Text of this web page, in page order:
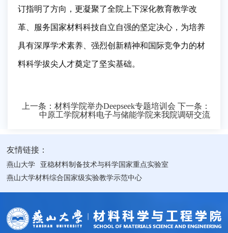
订指明了方向，更凝聚了全院上下深化教育教学改
革、服务国家材料科技自立自强的坚定决心，为培养
具有深厚学术素养、强烈创新精神和国际竞争力的材
料科学拔尖人才奠定了坚实基础。
上一条： 材料学院举办Deepseek专题培训会 下一条：
中原工学院材料电子与储能学院来我院调研交流
友情链接：
燕山大学
亚稳材料制备技术与科学国家重点实验室
燕山大学材料综合国家级实验教学示范中心